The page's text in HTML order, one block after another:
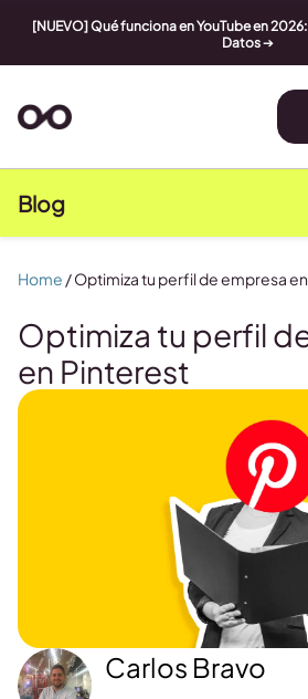
[NUEVO] Qué funciona en YouTube en
Datos➔
Blog
Optimiza tu perfil
en Pinterest
Carlos Bravo
Home /Optimiza tu perfil de empresa